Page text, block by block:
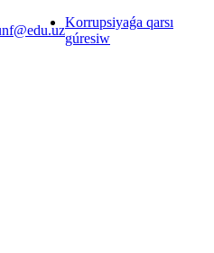
Korrupsiyaǵa qarsı
gúresiw